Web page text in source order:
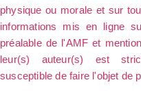
physique ou morale et sur
informations mis en ligne
préalable de l'AMF et
leur(s) auteur(s) est
susceptible de faire l'objet de